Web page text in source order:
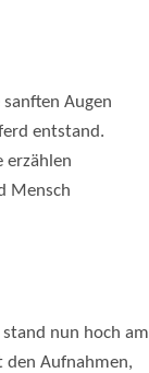
Augen
entstand.
erzählen
Mensch
nun hoch am
den Aufnahmen,